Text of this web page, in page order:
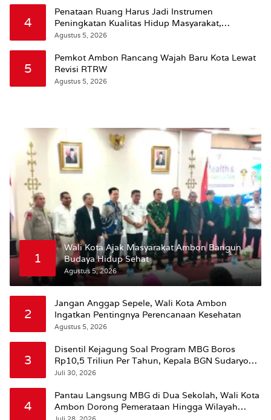
4
Penataan Ruang Harus Jadi Instrumen
Peningkatan Kualitas Hidup Masyarakat,
Wattimena: Revisi RT-RW Ditetapkan Pemkot
Agustus 5, 2026
5
Pemkot Ambon Rancang Wajah Baru Kota Lewat
Revisi RTRW
Agustus 5, 2026
1
Wali Kota Ajak Masyarakat Ambon Bangun
Budaya Hidup Sehat
Agustus 5, 2026
2
Jangan Anggap Sepele, Wali Kota Ambon
Ingatkan Pentingnya Perencanaan Kesehatan
Agustus 5, 2026
3
Disentil Kejagung Soal Program MBG Boros
Rp10,5 Triliun Per Tahun, Kepala BGN Sudaryono
Beri Penjelasan
Juli 30, 2026
4
Pantau Langsung MBG di Dua Sekolah, Wali Kota
Ambon Dorong Pemerataan Hingga Wilayah